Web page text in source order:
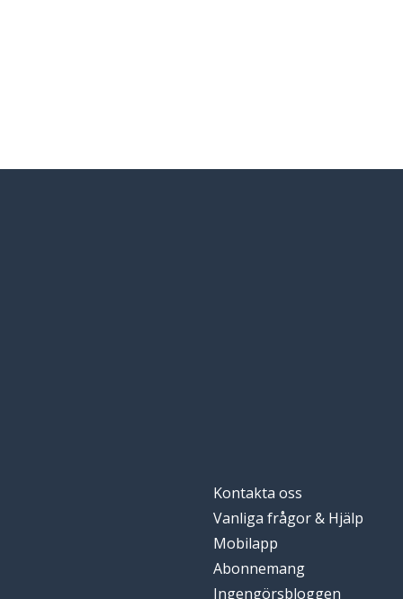
Kontakta oss
Vanliga frågor & Hjälp
Mobilapp
Abonnemang
Ingengörsbloggen